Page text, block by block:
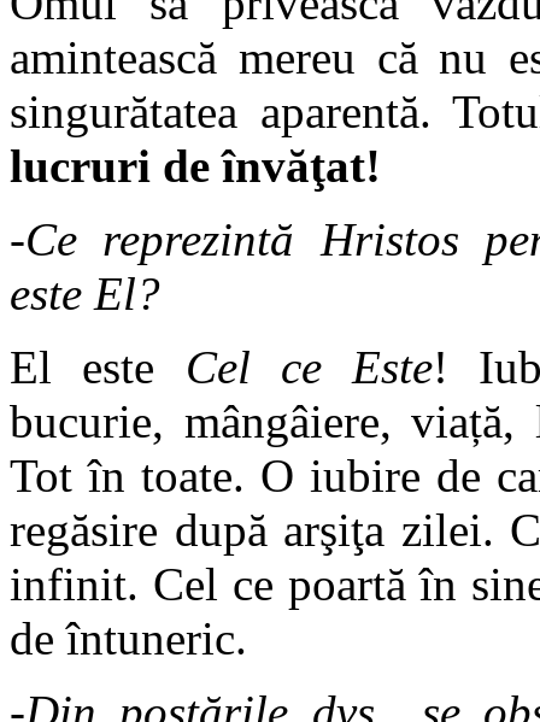
amintească mereu că nu
singurătatea aparentă.
lucruri de învăţat!
-Ce reprezintă Hristos
este El?
El este Cel ce Este!
bucurie, mângâiere,
Tot în toate. O iubire de
regăsire după arşiţa zilei.
infinit. Cel ce poartă în
de întuneric.
-Din postările dvs., se